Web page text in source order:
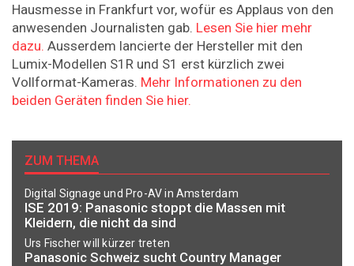
Hausmesse in Frankfurt vor, wofür es Applaus von den
anwesenden Journalisten gab. Lesen Sie hier mehr
dazu. Ausserdem lancierte der Hersteller mit den
Lumix-Modellen S1R und S1 erst kürzlich zwei
Vollformat-Kameras. Mehr Informationen zu den
beiden Geräten finden Sie hier.
ZUM THEMA
Digital Signage und Pro-AV in Amsterdam
ISE 2019: Panasonic stoppt die Massen mit
Kleidern, die nicht da sind
Urs Fischer will kürzer treten
Panasonic Schweiz sucht Country Manager